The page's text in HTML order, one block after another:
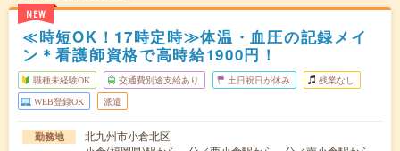
NEW
≪時短OK！17時定時≫体温・血圧の記録メイ
ン＊看護師資格で高時給1900円！
職種未経験OK 交通費別途支給あり 土日祝日が休み 残業なし
WEB登録OK 派遣
勤務地
北九州市小倉北区